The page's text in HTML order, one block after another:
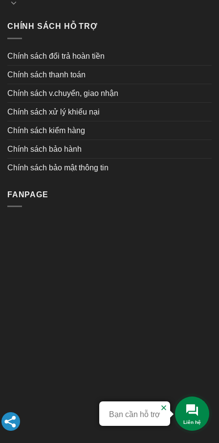
CHÍNH SÁCH HỖ TRỢ
Chính sách đổi trả hoàn tiền
Chính sách thanh toán
Chính sách v.chuyển, giao nhận
Chính sách xử lý khiếu nại
Chính sách kiểm hàng
Chính sách bảo hành
Chính sách bảo mật thông tin
FANPAGE
Liên hệ
Bạn cần hỗ trợ